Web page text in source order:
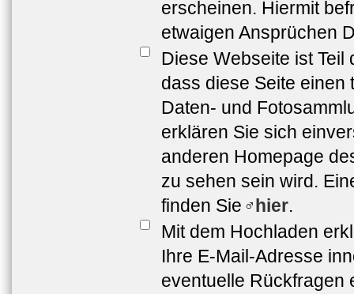
erscheinen. Hiermit
etwaigen Ansprüchen
Diese Webseite ist Teil
dass diese Seite einen
Daten- und
erklären Sie sich
anderen Homepage
zu sehen sein wird.
finden Sie
hier.
Mit dem Hochladen
Ihre E-Mail-Adresse
eventuelle Rückfragen